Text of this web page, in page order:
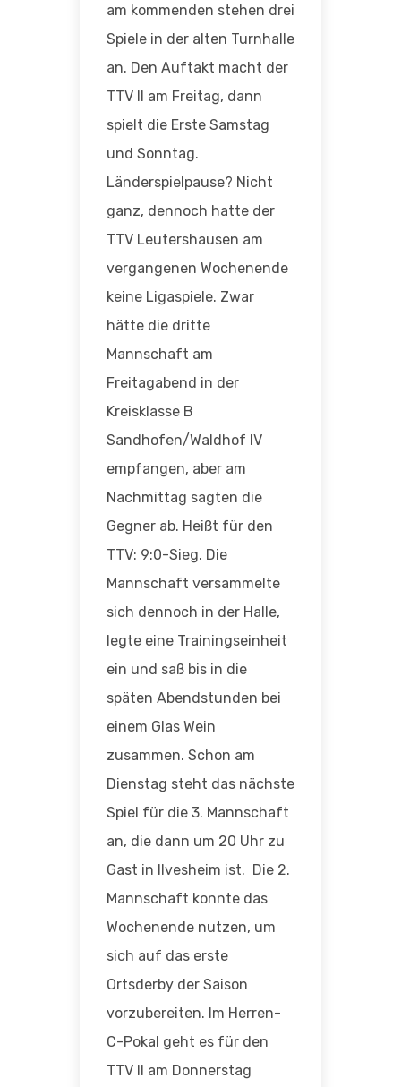
am kommenden stehen drei
Spiele in der alten Turnhalle
an. Den Auftakt macht der
TTV II am Freitag, dann
spielt die Erste Samstag
und Sonntag.
Länderspielpause? Nicht
ganz, dennoch hatte der
TTV Leutershausen am
vergangenen Wochenende
keine Ligaspiele. Zwar
hätte die dritte
Mannschaft am
Freitagabend in der
Kreisklasse B
Sandhofen/Waldhof IV
empfangen, aber am
Nachmittag sagten die
Gegner ab. Heißt für den
TTV: 9:0-Sieg. Die
Mannschaft versammelte
sich dennoch in der Halle,
legte eine Trainingseinheit
ein und saß bis in die
späten Abendstunden bei
einem Glas Wein
zusammen. Schon am
Dienstag steht das nächste
Spiel für die 3. Mannschaft
an, die dann um 20 Uhr zu
Gast in Ilvesheim ist. Die 2.
Mannschaft konnte das
Wochenende nutzen, um
sich auf das erste
Ortsderby der Saison
vorzubereiten. Im Herren-
C-Pokal geht es für den
TTV II am Donnerstag